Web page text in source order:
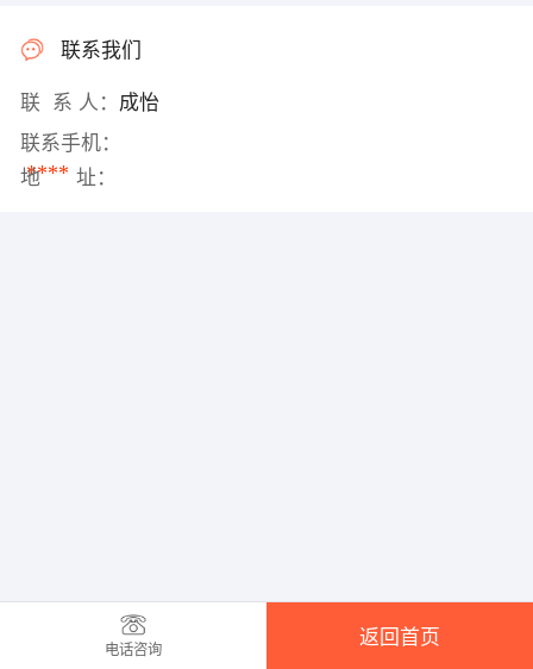
联系我们
联 系 人： 成怡
联系手机：
****
地 址：
电话咨询
返回首页